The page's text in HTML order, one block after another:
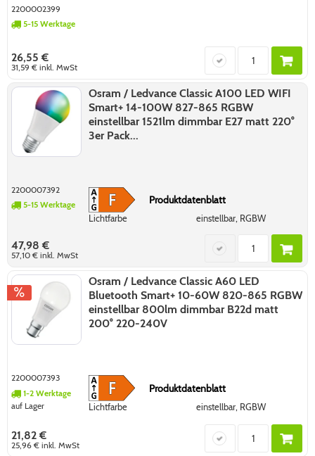
2200002399
5-15 Werktage
26,55 €
31,59 €inkl. MwSt
Osram / Ledvance Classic A100 LED WIFI
Smart+ 14-100W 827-865 RGBW
einstellbar 1521lm dimmbar E27 matt 220°
3er Pack...
2200007392
5-15 Werktage
Produktdatenblatt
Lichtfarbe einstellbar, RGBW
47,98 €
57,10 €inkl. MwSt
Osram / Ledvance Classic A60 LED
Bluetooth Smart+ 10-60W 820-865 RGBW
einstellbar 800lm dimmbar B22d matt
200° 220-240V
2200007393
1-2 Werktage
auf Lager
Produktdatenblatt
Lichtfarbe einstellbar, RGBW
21,82 €
25,96 €inkl. MwSt